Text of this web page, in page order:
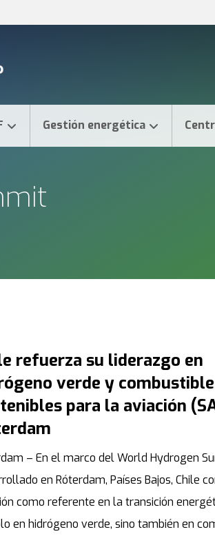
Gestión energética
refuerza su liderazgo en
verde y
para la aviación
– En el marco del World Hydrogen
en Róterdam, Países Bajos, Chile
como referente en la transición
en hidrógeno verde, sino también en